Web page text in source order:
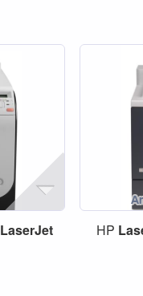
LaserJet HP